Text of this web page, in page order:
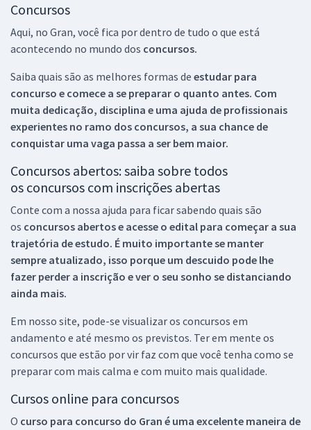
Concursos
Aqui, no Gran, você fica por dentro de tudo o que está
acontecendo no mundo dos concursos.
Saiba quais são as melhores formas de estudar para
concurso e comece a se preparar o quanto antes. Com
muita dedicação, disciplina e uma ajuda de profissionais
experientes no ramo dos concursos, a sua chance de
conquistar uma vaga passa a ser bem maior.
Concursos abertos: saiba sobre todos
os concursos com inscrições abertas
Conte com a nossa ajuda para ficar sabendo quais são
os concursos abertos e acesse o edital para começar a sua
trajetória de estudo. É muito importante se manter
sempre atualizado, isso porque um descuido pode lhe
fazer perder a inscrição e ver o seu sonho se distanciando
ainda mais.
Em nosso site, pode-se visualizar os concursos em
andamento e até mesmo os previstos. Ter em mente os
concursos que estão por vir faz com que você tenha como se
preparar com mais calma e com muito mais qualidade.
Cursos online para concursos
O curso para concurso do Gran é uma excelente maneira de